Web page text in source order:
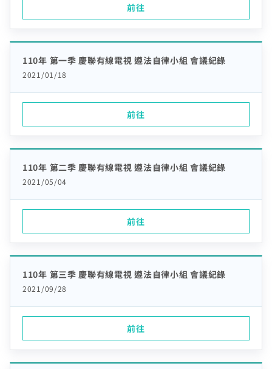
前往
110年 第一季 慶聯有線電視 遵法自律小組 會議紀錄
2021/01/18
前往
110年 第二季 慶聯有線電視 遵法自律小組 會議紀錄
2021/05/04
前往
110年 第三季 慶聯有線電視 遵法自律小組 會議紀錄
2021/09/28
前往
訪客查詢帳單繳費
中嘉寬頻會員登入